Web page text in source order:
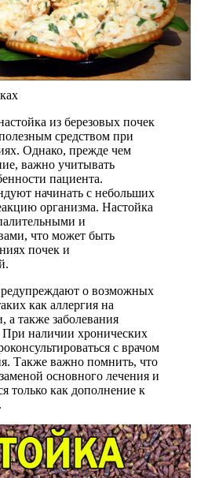
из березовых почек
средством при
Однако, прежде чем
важно учитывать
пациента.
начинать с небольших
организма. Настойка
и
что может быть
почек и
о возможных
как аллергия на
а также заболевания
При наличии хронических
с врачом
Также важно помнить, что
основного лечения и
только как дополнение к